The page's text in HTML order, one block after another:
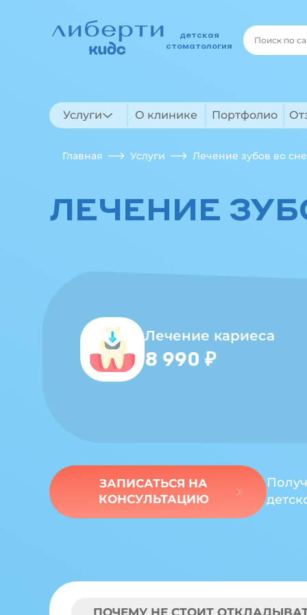
детская
стоматология
Услуги О клинике Портфолио
Главная Услуги Лечение зубов во сне
ЛЕЧЕНИЕ
Лечение кариеса
8 990 ₽
ЗАПИСАТЬСЯ НА
КОНСУЛЬТАЦИЮ